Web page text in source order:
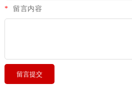
* 留言内容